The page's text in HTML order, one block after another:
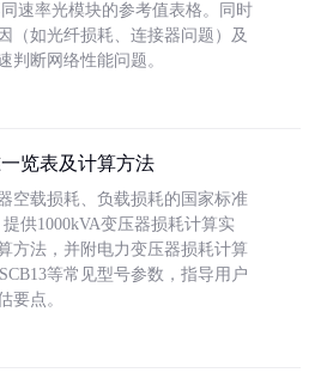
速率光模块的参考值表格。同时
（如光纤损耗、连接器问题）及
判断网络性能问题。
览表及计算方法
空载损耗、负载损耗的国家标准
提供1000kVA变压器损耗计算实
方法，并附电力变压器损耗计算
等常见型号参数，指导用户
要点。